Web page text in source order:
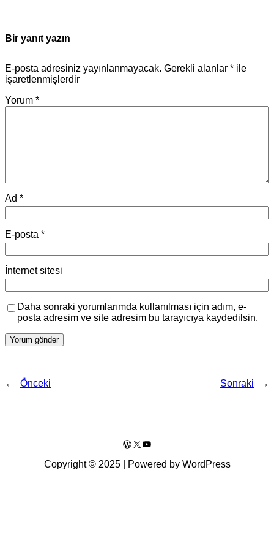
Bir yanıt yazın
E-posta adresiniz yayınlanmayacak. Gerekli alanlar * ile
işaretlenmişlerdir
Yorum *
Ad *
E-posta *
İnternet sitesi
Daha sonraki yorumlarımda kullanılması için adım, e-
posta adresim ve site adresim bu tarayıcıya kaydedilsin.
← Önceki Sonraki →
WordPress
X YouTube
Copyright © 2025 | Powered by WordPress